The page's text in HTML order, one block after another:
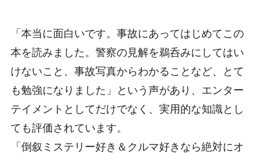
「本当に面白いです。事故にあってはじめてこの
本を読みました。警察の見解を鵜呑みにしてはい
けないこと、事故写真からわかることなど、とて
も勉強になりました」という声があり、エンター
テイメントとしてだけでなく、実用的な知識とし
ても評価されています。
「倒叙ミステリー好き＆クルマ好きなら絶対にオ